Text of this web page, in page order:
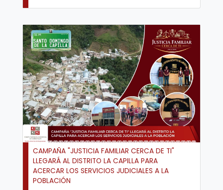
CAMPAÑA "JUSTICIA FAMILIAR CERCA DE TI"
LLEGARÁ AL DISTRITO LA CAPILLA PARA
ACERCAR LOS SERVICIOS JUDICIALES A LA
POBLACIÓN